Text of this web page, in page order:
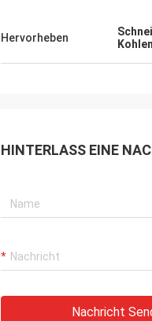
Hervorheben
HINTERLASS EINE
Nachricht